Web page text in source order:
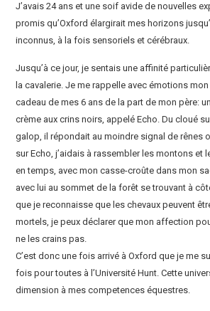
J’avais 24 ans et une soif avide de nouvelles
promis qu’Oxford élargirait mes horizons
inconnus, à la fois sensoriels et cérébraux.
Jusqu’à ce jour, je sentais une affinité
la cavalerie. Je me rappelle avec émotions
cadeau de mes 6 ans de la part de mon père:
crème aux crins noirs, appelé Echo. Du cloué
galop, il répondait au moindre signal de rênes
sur Echo, j’aidais à rassembler les montons et
en temps, avec mon casse-croûte dans mon
avec lui au sommet de la forêt se trouvant à
que je reconnaisse que les chevaux peuvent
mortels, je peux déclarer que mon affection
ne les crains pas.
C’est donc une fois arrivé à Oxford que je me
fois pour toutes à l’Université Hunt. Cette
dimension à mes competences équestres.